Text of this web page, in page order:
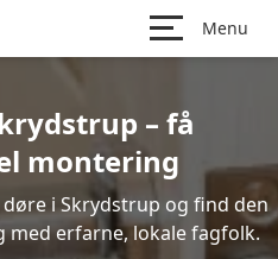
Menu
– få
montering
i Skrydstrup og find den
med erfarne, lokale fagfolk.